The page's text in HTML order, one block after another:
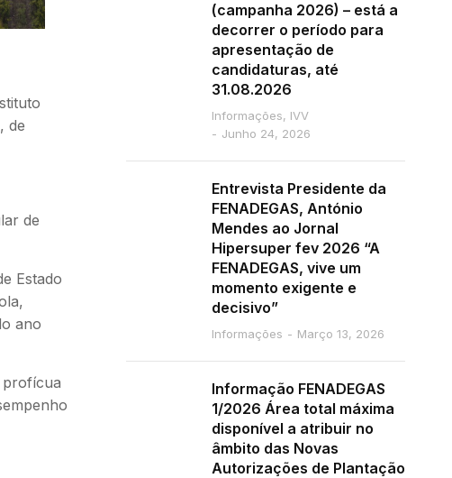
de
de
Estado
ano
profícua
(campanha 2026) – está a
decorrer o período para
apresentação de
candidaturas, até
31.08.2026
Informações, IVV
Junho 24, 2026
Entrevista Presidente da
FENADEGAS, António
Mendes ao Jornal
Hipersuper fev 2026 “A
FENADEGAS, vive um
momento exigente e
decisivo”
Informações Março 13, 2026
Informação FENADEGAS
1/2026 Área total máxima
disponível a atribuir no
âmbito das Novas
Autorizações de Plantação